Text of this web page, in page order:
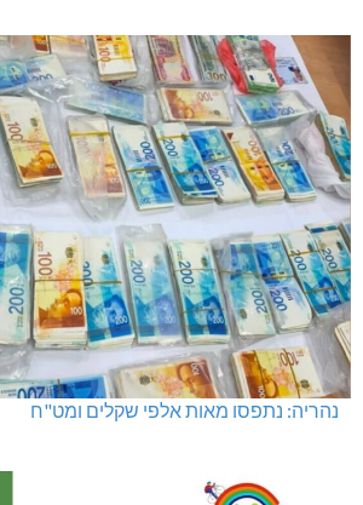
נהריה: נתפסו מאות אלפי שקלים ומט"ח